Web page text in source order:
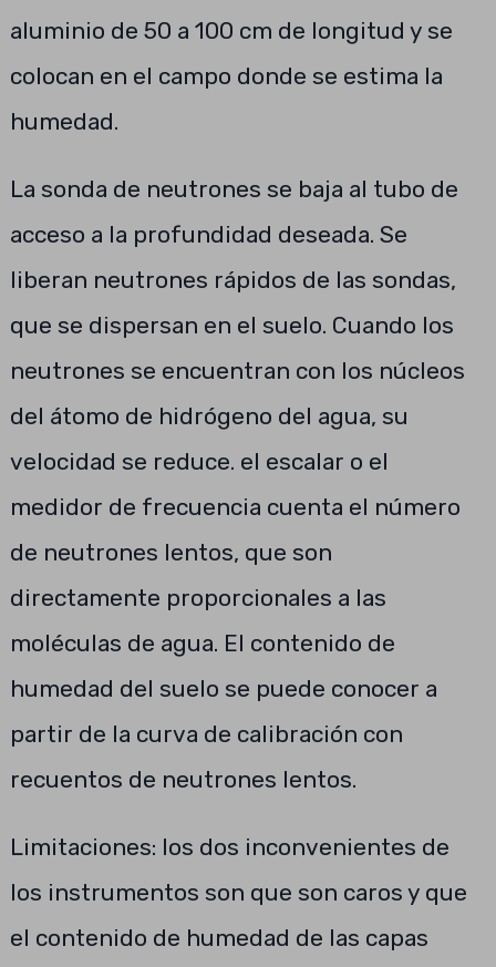
aluminio de 50 a 100 cm de longitud y se
colocan en el campo donde se estima la
humedad.
La sonda de neutrones se baja al tubo de
acceso a la profundidad deseada. Se
liberan neutrones rápidos de las sondas,
que se dispersan en el suelo. Cuando los
neutrones se encuentran con los núcleos
del átomo de hidrógeno del agua, su
velocidad se reduce. el escalar o el
medidor de frecuencia cuenta el número
de neutrones lentos, que son
directamente proporcionales a las
moléculas de agua. El contenido de
humedad del suelo se puede conocer a
partir de la curva de calibración con
recuentos de neutrones lentos.
Limitaciones: los dos inconvenientes de
los instrumentos son que son caros y que
el contenido de humedad de las capas